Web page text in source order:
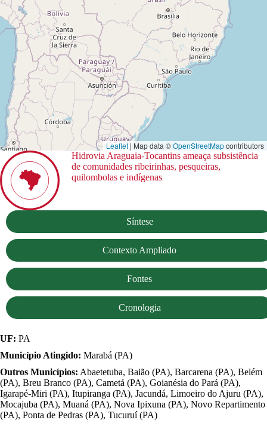
Leaflet | Map data ©OpenStreetMapcontributors
Hidrovia Araguaia-Tocantins ameaça subsistência
de comunidades ribeirinhas, pesqueiras,
quilombolas e indígenas
Síntese
Contexto Ampliado
Fontes
Cronologia
UF: PA
Município Atingido: Marabá (PA)
Outros Municípios: Abaetetuba, Baião (PA), Barcarena (PA), Belém
(PA), Breu Branco (PA), Cametá (PA), Goianésia do Pará (PA),
Igarapé-Miri (PA), Itupiranga (PA), Jacundá, Limoeiro do Ajuru (PA),
Mocajuba (PA), Muaná (PA), Nova Ipixuna (PA), Novo Repartimento
(PA), Ponta de Pedras (PA), Tucuruí (PA)